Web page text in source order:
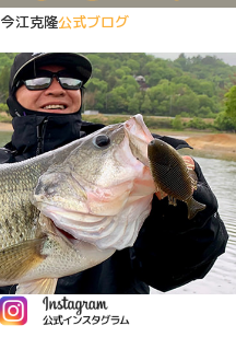
今江克隆公式ブログ